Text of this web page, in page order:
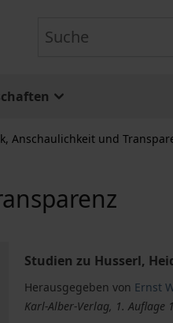
Anschaulichkeit und
Studien zu Husserl,
Herausgegeben von Ernst
Karl-Alber-Verlag, 1. Auflage